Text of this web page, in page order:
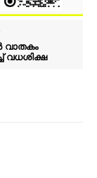
വധശിക്ഷ